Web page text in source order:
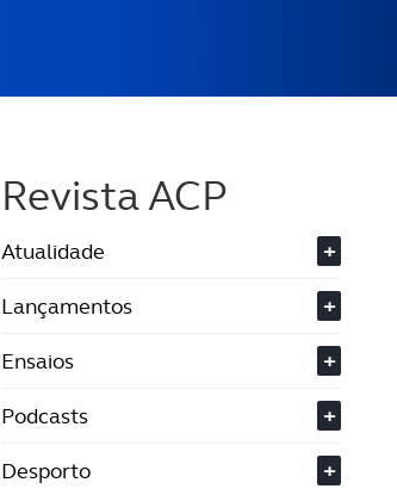
Revista ACP
Atualidade
+
Lançamentos
+
Ensaios
+
Podcasts
+
Desporto
+